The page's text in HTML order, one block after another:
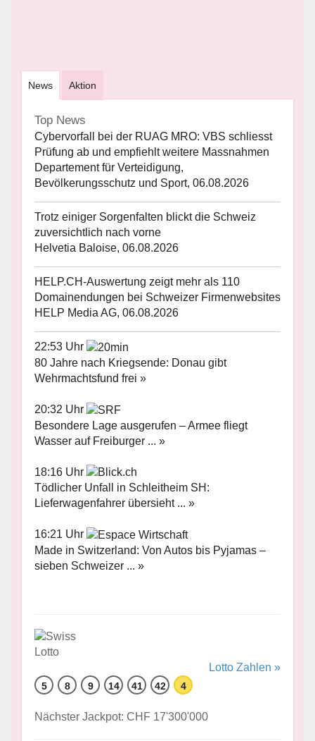
News Aktion
Top News
Cybervorfall bei der RUAG MRO: VBS schliesst
Prüfung ab und empfiehlt weitere Massnahmen
Departement für Verteidigung,
Bevölkerungsschutz und Sport, 06.08.2026
Trotz einiger Sorgenfalten blickt die Schweiz
zuversichtlich nach vorne
Helvetia Baloise, 06.08.2026
HELP.CH-Auswertung zeigt mehr als 110
Domainendungen bei Schweizer Firmenwebsites
HELP Media AG, 06.08.2026
22:53 Uhr
80 Jahre nach Kriegsende: Donau gibt
Wehrmachtsfund frei »
20:32 Uhr
Besondere Lage ausgerufen – Armee fliegt
Wasser auf Freiburger ... »
18:16 Uhr
Tödlicher Unfall in Schleitheim SH:
Lieferwagenfahrer übersieht ... »
16:21 Uhr
Made in Switzerland: Von Autos bis Pyjamas –
sieben Schweizer ... »
Lotto Zahlen »
5 8 9 14 41 42 4
Nächster Jackpot: CHF 17'300'000